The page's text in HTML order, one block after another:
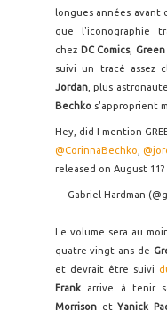
longues années avant
que l'iconographie
chez DC Comics,
suivi un tracé assez
Jordan , plus
Bechko s'approprient
Hey, did I mention
@CorinnaBechko
released on August 11?
— Gabriel Hardman
Le volume sera au
quatre-vingt ans de
et devrait être suivi
Frank arrive à tenir
Morrison etYanick